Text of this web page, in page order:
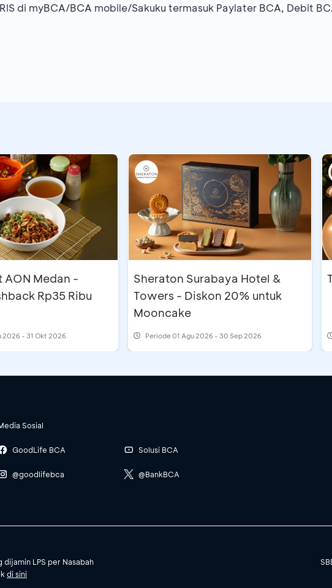
di myBCA/BCA mobile/Sakuku termasuk Paylater BCA, Debit
AON Medan -
Rp35 Ribu
2026 - 31 Okt 2026
Sheraton Surabaya Hotel &
Towers - Diskon 20% untuk
Mooncake
Periode01 Agu 2026 - 30 Sep 2026
Sosial
GoodLife BCA
@goodlifebca
Solusi BCA
@BankBCA
dijamin LPS per Nasabah
di sini